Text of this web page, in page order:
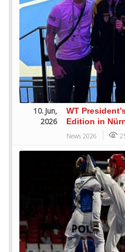
10. Jun,
2026
WT
Edition in
News 2026